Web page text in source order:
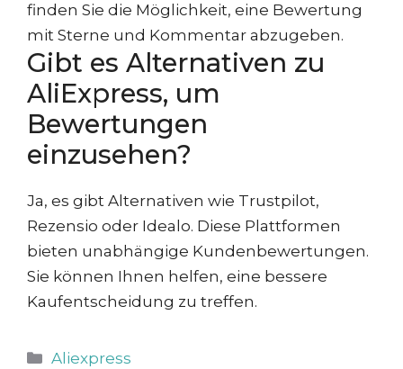
finden Sie die Möglichkeit, eine Bewertung
mit Sterne und Kommentar abzugeben.
Gibt es Alternativen zu
AliExpress, um
Bewertungen
einzusehen?
Ja, es gibt Alternativen wie Trustpilot,
Rezensio oder Idealo. Diese Plattformen
bieten unabhängige Kundenbewertungen.
Sie können Ihnen helfen, eine bessere
Kaufentscheidung zu treffen.
Kategorien
Aliexpress